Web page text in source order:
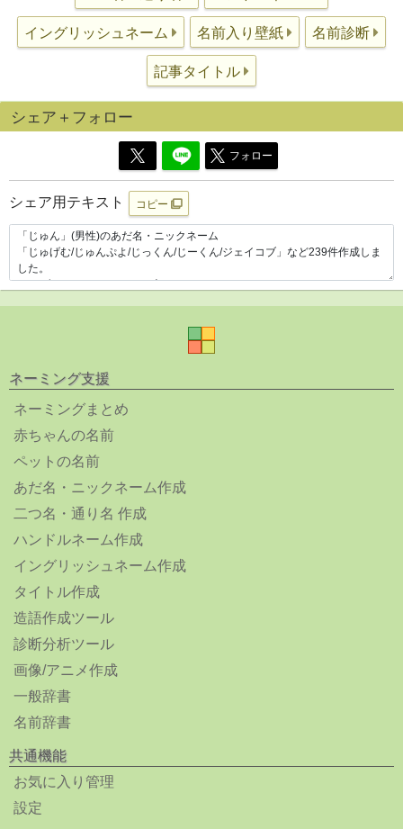
イングリッシュネーム 名前入り壁紙 名前診断
記事タイトル
シェア＋フォロー
フォロー
シェア用テキスト コピー
ネーミング支援
ネーミングまとめ
赤ちゃんの名前
ペットの名前
あだ名・ニックネーム作成
二つ名・通り名 作成
ハンドルネーム作成
イングリッシュネーム作成
タイトル作成
造語作成ツール
診断分析ツール
画像/アニメ作成
一般辞書
名前辞書
共通機能
お気に入り管理
設定